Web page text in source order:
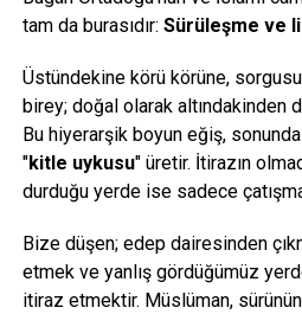
tam da burasıdır: Sürüleşme ve
Üstündekine körü körüne,
birey; doğal olarak altındakinden
Bu hiyerarşik boyun eğiş,
"kitle uykusu" üretir. İtirazın
durduğu yerde ise sadece
Bize düşen; edep dairesinden
etmek ve yanlış gördüğümüz
itiraz etmektir. Müslüman,